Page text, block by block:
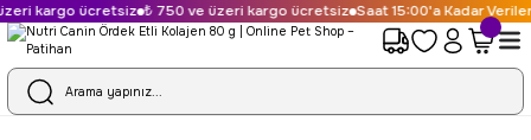
kargo ücretsiz ₺ 750 ve üzeri kargo ücretsiz Saat 15:00'a Kadar Verilen